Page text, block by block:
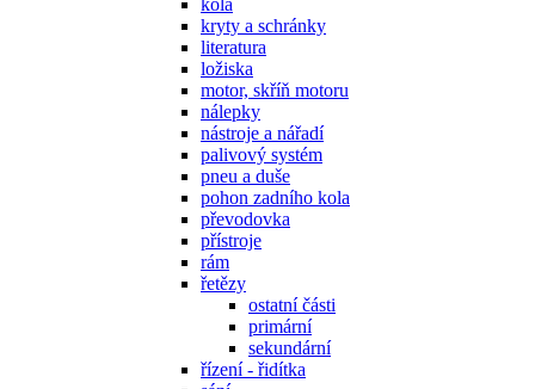
kryty a schránky
literatura
ložiska
motor, skříň motoru
nálepky
nástroje a nářadí
palivový systém
pneu a duše
pohon zadního kola
převodovka
přístroje
rám
řetězy
ostatní části
primární
sekundární
řízení - řidítka